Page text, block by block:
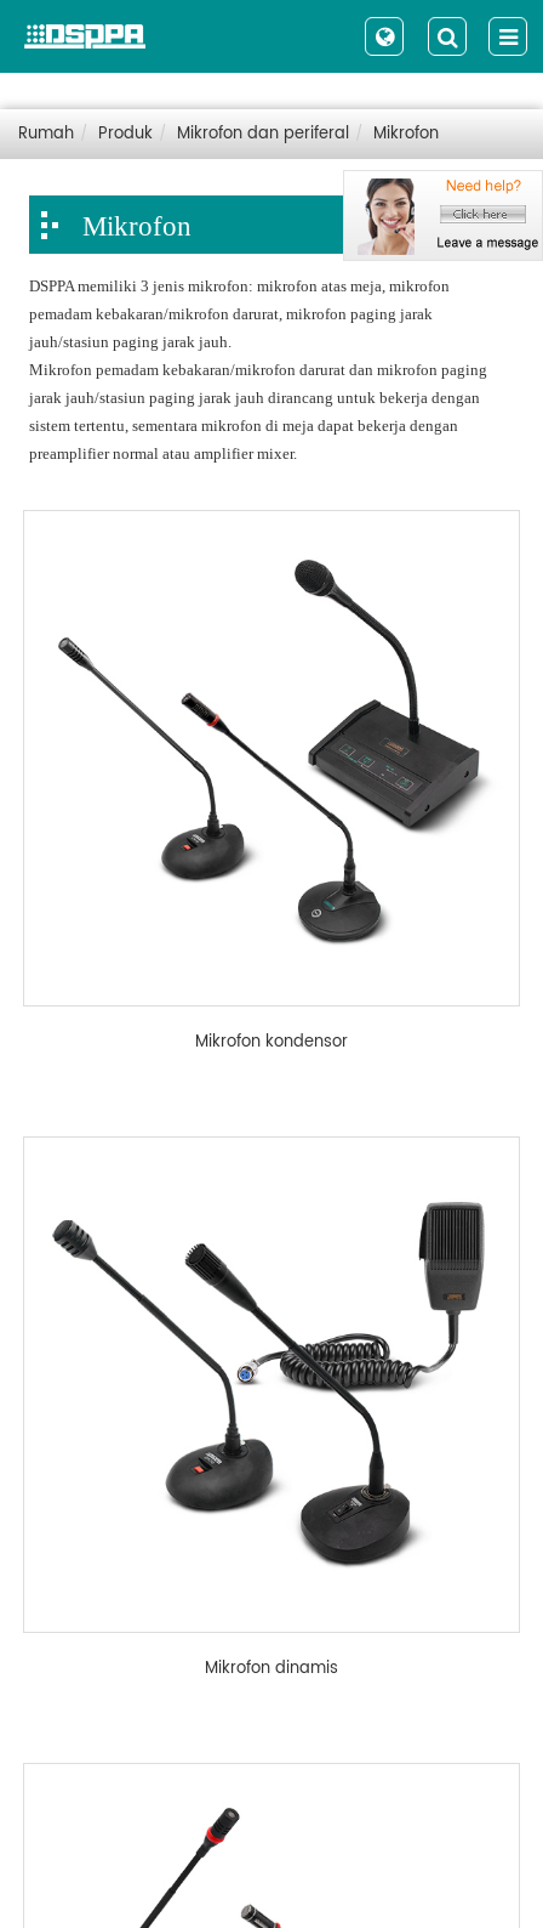
Rumah Produk Mikrofon dan periferal Mikrofon
Mikrofon
DSPPA memiliki 3 jenis mikrofon: mikrofon atas meja, mikrofon
pemadam kebakaran/mikrofon darurat, mikrofon paging jarak
jauh/stasiun paging jarak jauh.
Mikrofon pemadam kebakaran/mikrofon darurat dan mikrofon paging
jarak jauh/stasiun paging jarak jauh dirancang untuk bekerja dengan
sistem tertentu, sementara mikrofon di meja dapat bekerja dengan
preamplifier normal atau amplifier mixer.
Mikrofon kondensor
Mikrofon dinamis